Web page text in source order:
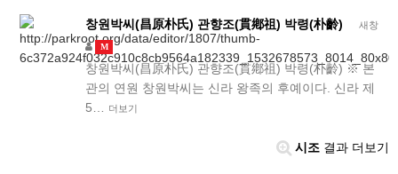
새창
창원박씨(昌原朴氏) 관향조(貫鄕祖) 박령(朴齡)
M
창원박씨(昌原朴氏) 관향조(貫鄕祖) 박령(朴齡) ※ 본
관의 연원 창원박씨는 신라 왕족의 후예이다. 신라 제
5…
더보기
시조 결과 더보기